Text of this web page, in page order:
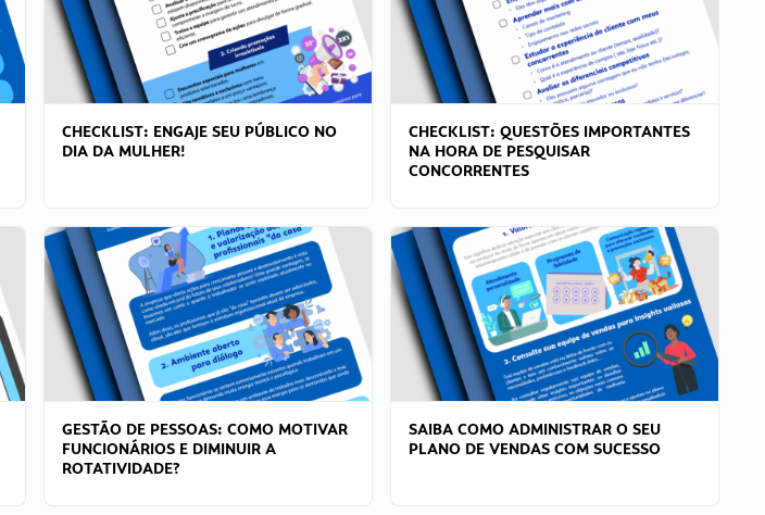
CHECKLIST: ENGAJE SEU PÚBLICO NO
DIA DA MULHER!
CHECKLIST: QUESTÕES IMPORTANTES
NA HORA DE PESQUISAR
CONCORRENTES
GESTÃO DE PESSOAS: COMO MOTIVAR
FUNCIONÁRIOS E DIMINUIR A
ROTATIVIDADE?
SAIBA COMO ADMINISTRAR O SEU
PLANO DE VENDAS COM SUCESSO